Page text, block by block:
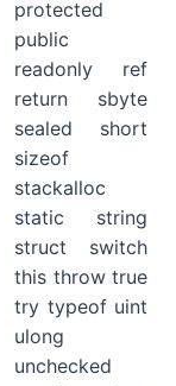
protected
public
readonly ref
return sbyte
sealed short
sizeof
stackalloc
static string
struct switch
this throw true
try typeof uint
ulong
unchecked